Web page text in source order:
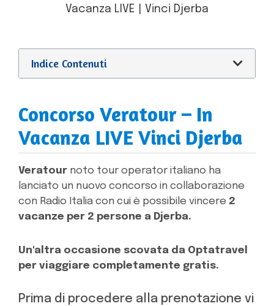
Vacanza LIVE | Vinci Djerba
Indice Contenuti
Concorso Veratour – In
Vacanza LIVE Vinci Djerba
Veratour noto tour operator italiano ha
lanciato un nuovo concorso in collaborazione
con Radio Italia con cui è possibile vincere 2
vacanze per 2 persone a Djerba.
Un'altra occasione scovata da Optatravel
per viaggiare completamente gratis.
Prima di procedere alla prenotazione vi